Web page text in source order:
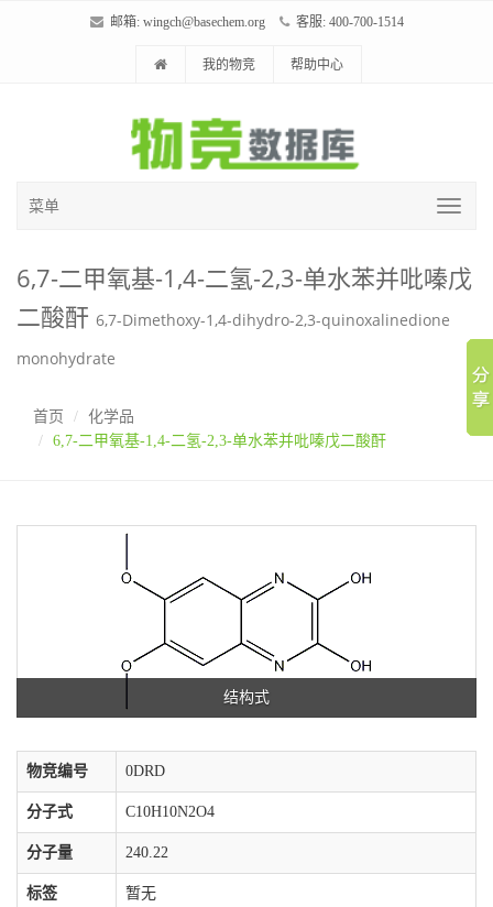
邮箱: wingch@basechem.org 客服: 400-700-1514
我的物竞 帮助中心
菜单
6,7-二甲氧基-1,4-二氢-2,3-单水苯并吡嗪戊
二酸酐 6,7-Dimethoxy-1,4-dihydro-2,3-quinoxalinedione
monohydrate
首页
化学品
6,7-二甲氧基-1,4-二氢-2,3-单水苯并吡嗪戊二酸酐
结构式
物竞编号 0DRD
分子式 C10H10N2O4
分子量 240.22
标签 暂无